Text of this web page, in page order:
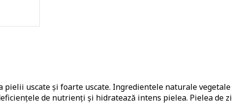
uscate și foarte uscate. Ingredientele naturale vegetale
de nutrienți și hidratează intens pielea. Pielea de zi